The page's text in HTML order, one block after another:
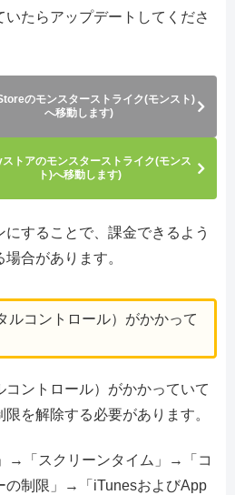
たらアップデートしてくださ
のモンスターストライク(モンスト)
へ移動します)
ストアのモンスターストライク(モンス
ト)へ移動します)
することで、課金できるよう
合があります。
ルコントロール）がかかって
ントロール）がかかっていて
を解除する必要があります。
→「スクリーンタイム」→「コ
の制限」→「iTunesおよびApp